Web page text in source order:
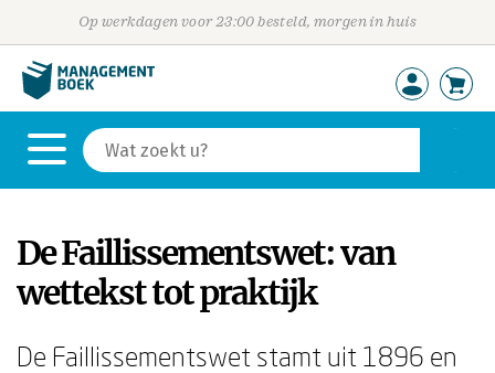
Op werkdagen voor 23:00 besteld, morgen in huis
De Faillissementswet: van
wettekst tot praktijk
De Faillissementswet stamt uit 1896 en